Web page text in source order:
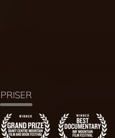
PRISER